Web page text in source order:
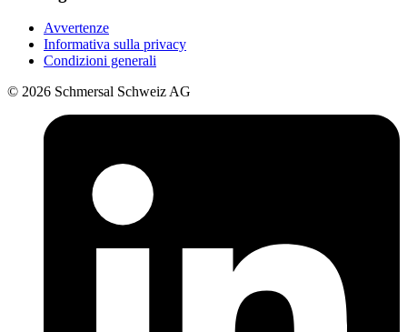
Avvertenze
Informativa sulla privacy
Condizioni generali
© 2026 Schmersal Schweiz AG